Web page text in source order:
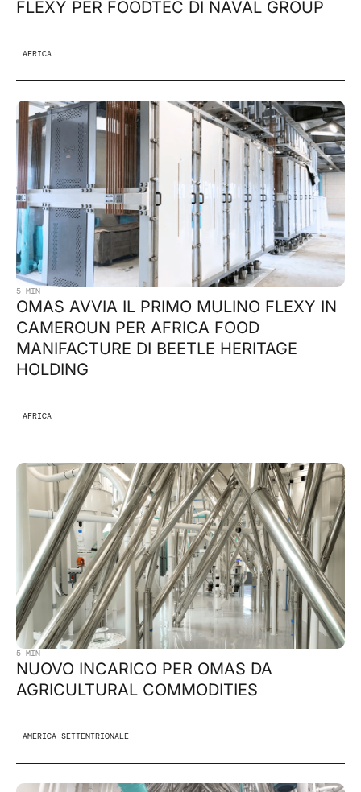
FLEXY PER FOODTEC DI NAVAL GROUP
AFRICA
5 MIN
OMAS AVVIA IL PRIMO MULINO FLEXY IN
CAMEROUN PER AFRICA FOOD
MANIFACTURE DI BEETLE HERITAGE
HOLDING
AFRICA
5 MIN
NUOVO INCARICO PER OMAS DA
AGRICULTURAL COMMODITIES
AMERICA SETTENTRIONALE